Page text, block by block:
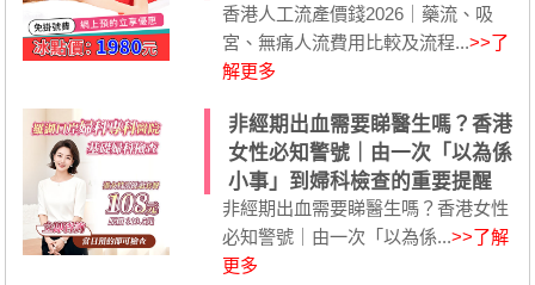
香港人工流產價錢2026｜藥流、吸
宮、無痛人流費用比較及流程...>>了
解更多
非經期出血需要睇醫生嗎？香港
女性必知警號｜由一次「以為係
小事」到婦科檢查的重要提醒
非經期出血需要睇醫生嗎？香港女性
必知警號｜由一次「以為係...>>了解
更多